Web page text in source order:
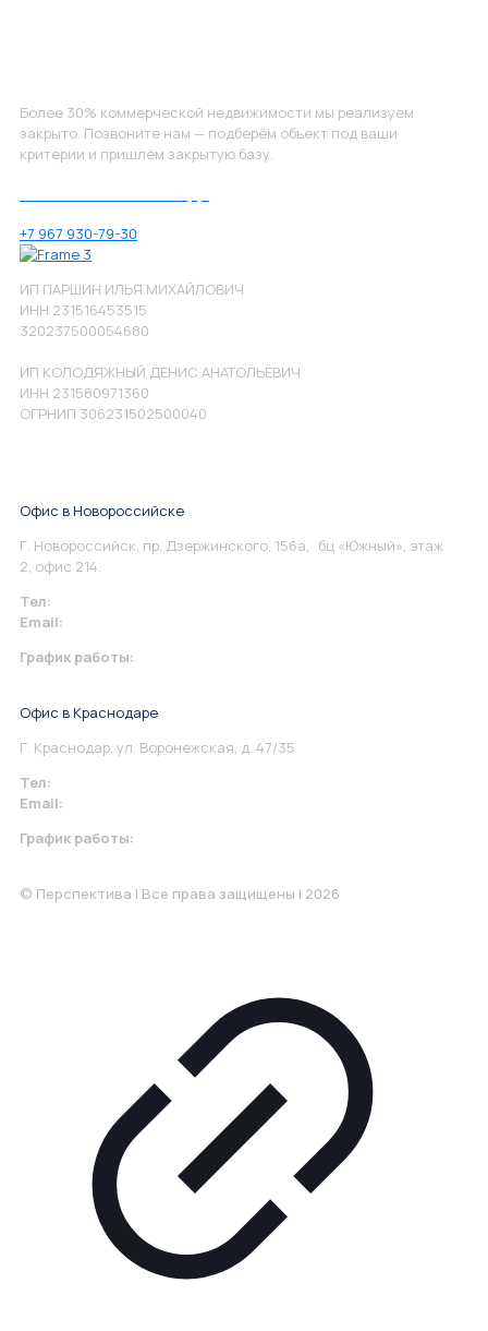
Более 30% коммерческой недвижимости мы реализуем
закрыто. Позвоните нам — подберём объект под ваши
критерии и пришлём закрытую базу.
+7 967 930-79-30
ИП ПАРШИН ИЛЬЯ МИХАЙЛОВИЧ
ИНН 231516453515
320237500054680
ИП КОЛОДЯЖНЫЙ ДЕНИС АНАТОЛЬЕВИЧ
ИНН 231580971360
ОГРНИП 306231502500040
Офис в Новороссийске
Г. Новороссийск, пр. Дзержинского, 156а, бц «Южный», этаж
2, офис 214.
Тел:
Email:
График работы:
Офис в Краснодаре
Г. Краснодар, ул. Воронежская, д. 47/35
Тел:
Email:
График работы:
© Перспектива | Все права защищены | 2026